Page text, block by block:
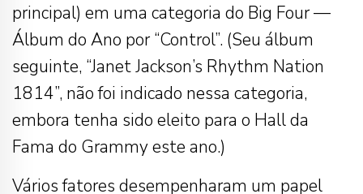
principal) em uma categoria do Big Four —
Álbum do Ano por “Control”. (Seu álbum
seguinte, “Janet Jackson’s Rhythm Nation
1814”, não foi indicado nessa categoria,
embora tenha sido eleito para o Hall da
Fama do Grammy este ano.)
Vários fatores desempenharam um papel